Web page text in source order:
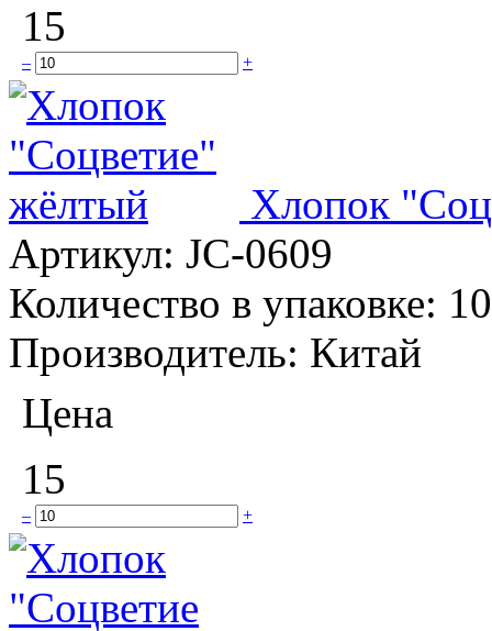
15
– +
Хлопок
Артикул: JC-0609
Количество в упаковке: 10
Производитель: Китай
Цена
15
– +